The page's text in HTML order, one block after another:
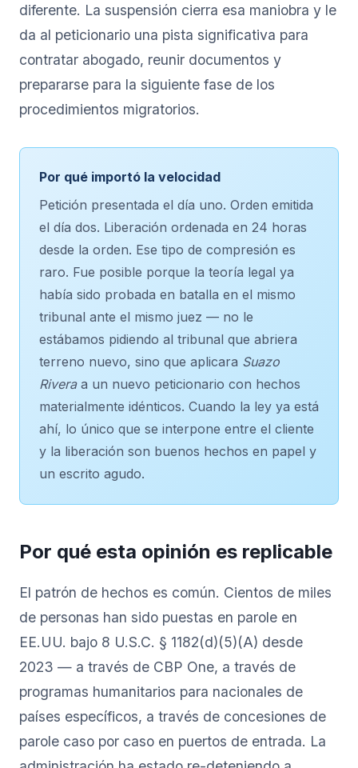
diferente. La suspensión cierra esa maniobra y le
da al peticionario una pista significativa para
contratar abogado, reunir documentos y
prepararse para la siguiente fase de los
procedimientos migratorios.
Por qué importó la velocidad
Petición presentada el día uno. Orden emitida
el día dos. Liberación ordenada en 24 horas
desde la orden. Ese tipo de compresión es
raro. Fue posible porque la teoría legal ya
había sido probada en batalla en el mismo
tribunal ante el mismo juez — no le
estábamos pidiendo al tribunal que abriera
terreno nuevo, sino que aplicara Suazo
Riveraa un nuevo peticionario con hechos
materialmente idénticos. Cuando la ley ya está
ahí, lo único que se interpone entre el cliente
y la liberación son buenos hechos en papel y
un escrito agudo.
Por qué esta opinión es replicable
El patrón de hechos es común. Cientos de miles
de personas han sido puestas en parole en
EE.UU. bajo 8 U.S.C. § 1182(d)(5)(A) desde
2023 — a través de CBP One, a través de
programas humanitarios para nacionales de
países específicos, a través de concesiones de
parole caso por caso en puertos de entrada. La